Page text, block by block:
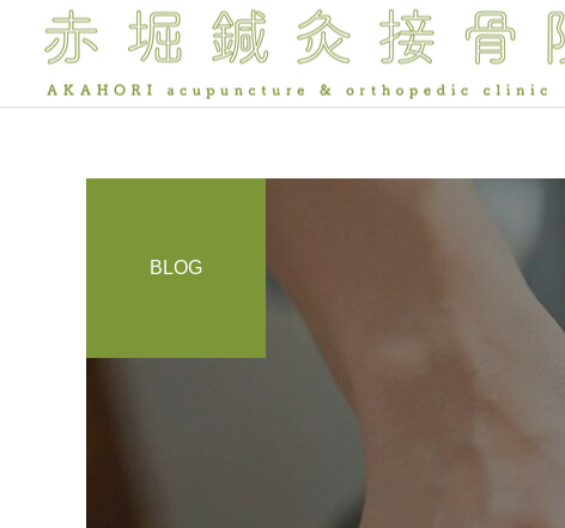
運動でアルツハイマー病は
BLOG